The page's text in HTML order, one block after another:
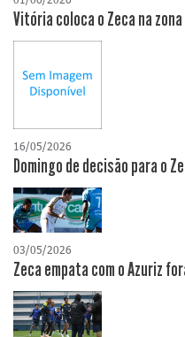
Vitória coloca o Zeca na
16/05/2026
Domingo de decisão para o
03/05/2026
Zeca empata com o Azuriz